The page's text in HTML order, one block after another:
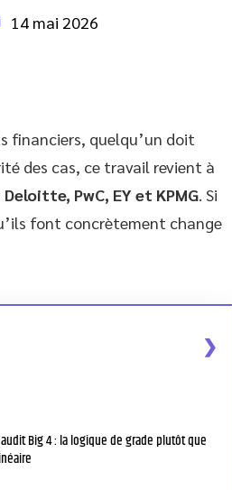
14 mai 2026
financiers, quelqu’un doit
des cas, ce travail revient à
Deloitte, PwC, EY et KPMG. Si
font concrètement change
Big 4 : la logique de grade plutôt que